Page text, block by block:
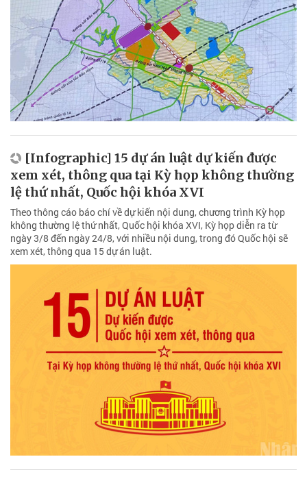
[Infographic] 15 dự án luật dự kiến được
xem xét, thông qua tại Kỳ họp không thường
lệ thứ nhất, Quốc hội khóa XVI
Theo thông cáo báo chí về dự kiến nội dung, chương trình Kỳ họp
không thường lệ thứ nhất, Quốc hội khóa XVI, Kỳ họp diễn ra từ
ngày 3/8 đến ngày 24/8, với nhiều nội dung, trong đó Quốc hội sẽ
xem xét, thông qua 15 dự án luật.